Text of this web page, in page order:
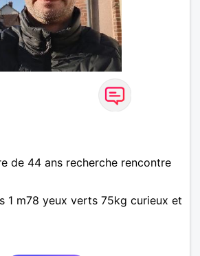
de 44 ans recherche rencontre
1 m78 yeux verts 75kg curieux et